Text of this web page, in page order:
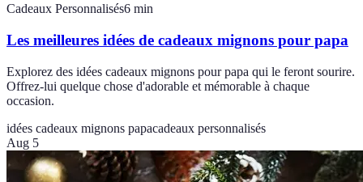
Cadeaux Personnalisés6 min
Les meilleures idées de cadeaux mignons pour papa
Explorez des idées cadeaux mignons pour papa qui le feront sourire.
Offrez-lui quelque chose d'adorable et mémorable à chaque
occasion.
idées cadeaux mignons papacadeaux personnalisés
Aug 5